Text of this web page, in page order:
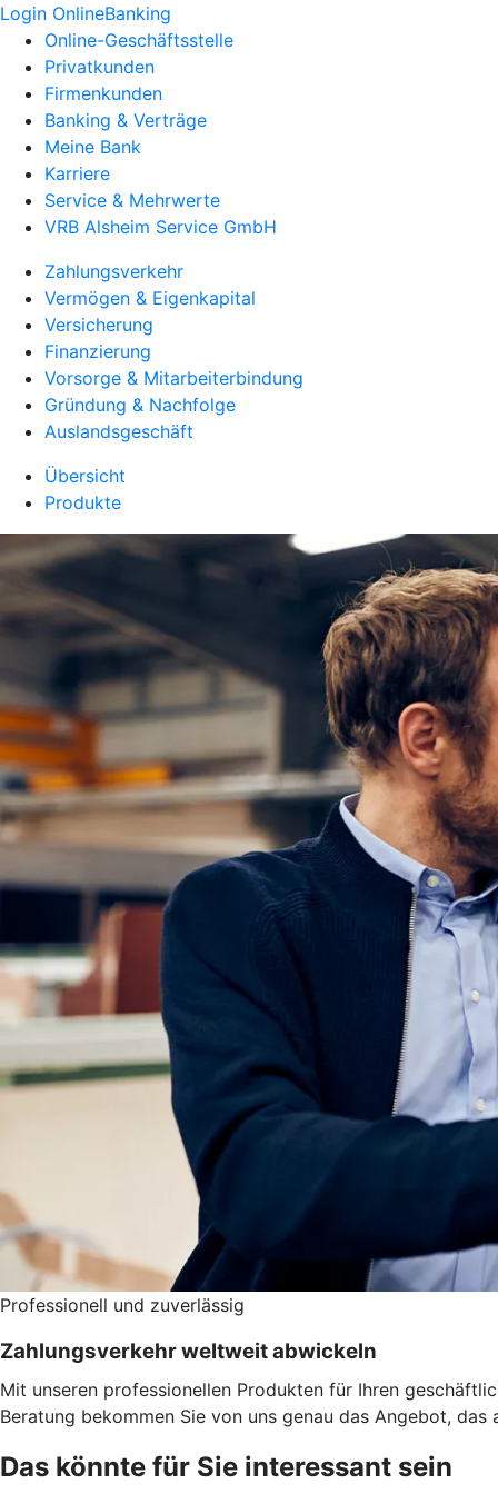
Login OnlineBanking
Online-Geschäftsstelle
Privatkunden
Firmenkunden
Banking & Verträge
Meine Bank
Karriere
Service & Mehrwerte
VRB Alsheim Service GmbH
Zahlungsverkehr
Vermögen & Eigenkapital
Versicherung
Finanzierung
Vorsorge & Mitarbeiterbindung
Gründung & Nachfolge
Auslandsgeschäft
Übersicht
Produkte
Professionell und zuverlässig
Zahlungsverkehr weltweit abwickeln
Mit unseren professionellen Produkten für Ihren
Beratung bekommen Sie von uns genau das Angebot,
Das könnte für Sie interessant sein